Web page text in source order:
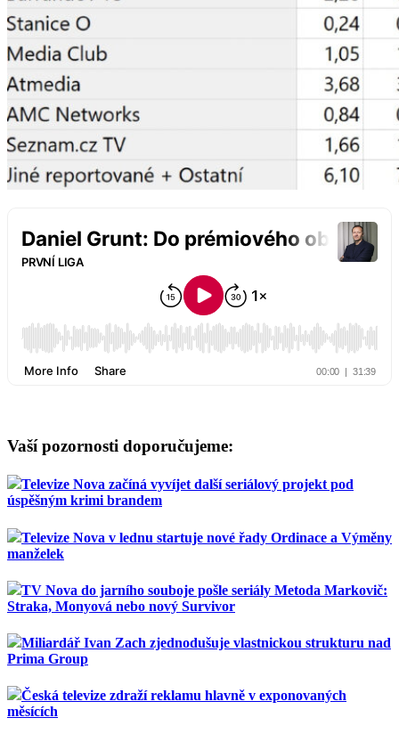
Vaší pozornosti doporučujeme:
Televize Nova začíná vyvíjet další seriálový projekt pod
úspěšným krimi brandem
Televize Nova v lednu startuje nové řady Ordinace a Výměny
manželek
TV Nova do jarního souboje pošle seriály Metoda Markovič:
Straka, Monyová nebo nový Survivor
Miliardář Ivan Zach zjednodušuje vlastnickou strukturu nad
Prima Group
Česká televize zdraží reklamu hlavně v exponovaných
měsících